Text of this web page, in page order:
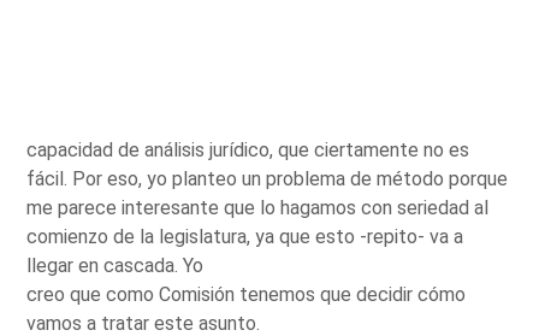
capacidad de análisis jurídico, que ciertamente no es
fácil. Por eso, yo planteo un problema de método porque
me parece interesante que lo hagamos con seriedad al
comienzo de la legislatura, ya que esto -repito- va a
llegar en cascada. Yo
creo que como Comisión tenemos que decidir cómo
vamos a tratar este asunto.